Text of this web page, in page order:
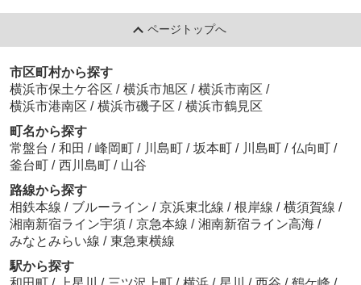
ページトップへ
市区町村から探す
横浜市保土ケ谷区 / 横浜市旭区 / 横浜市南区 /
横浜市港南区 / 横浜市磯子区 / 横浜市鶴見区
町名から探す
常盤台 / 和田 / 峰岡町 / 川島町 / 坂本町 / 川島町 / 仏向町 /
釜台町 / 西川島町 / 山谷
路線から探す
相鉄本線 / ブルーライン / 京浜東北線 / 根岸線 / 横須賀線 /
湘南新宿ライン宇須 / 京急本線 / 湘南新宿ライン高海 /
みなとみらい線 / 東急東横線
駅から探す